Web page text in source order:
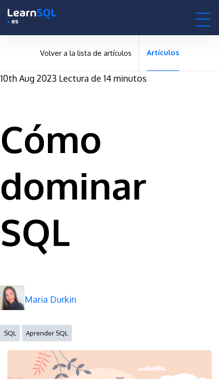
Volver a la lista de artículos Artículos
10th Aug 2023 Lectura de 14 minutos
Cómo
dominar
SQL
Maria Durkin
SQL Aprender SQL